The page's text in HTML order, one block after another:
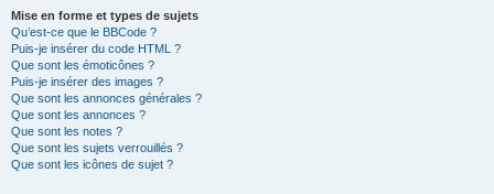
Mise en forme et types de sujets
Qu’est-ce que le BBCode ?
Puis-je insérer du code HTML ?
Que sont les émoticônes ?
Puis-je insérer des images ?
Que sont les annonces générales ?
Que sont les annonces ?
Que sont les notes ?
Que sont les sujets verrouillés ?
Que sont les icônes de sujet ?